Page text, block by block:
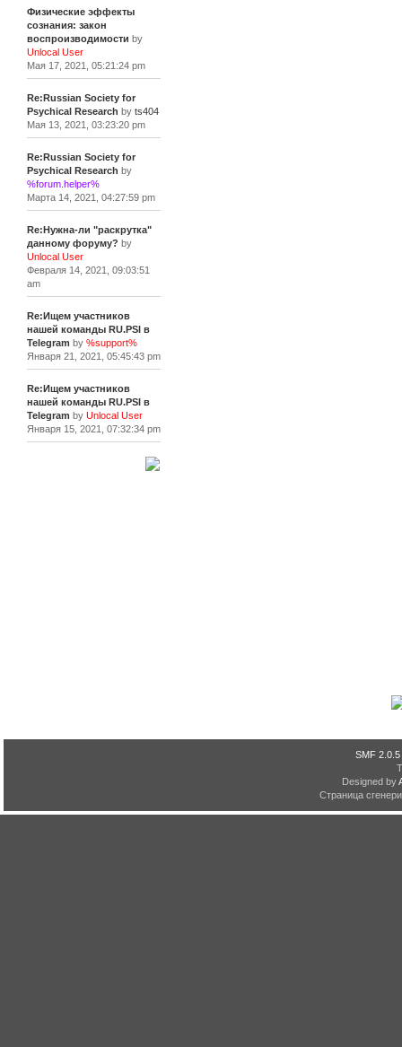
Физические эффекты
сознания: закон
воспроизводимости by
Unlocal User
Мая 17, 2021, 05:21:24 pm
Re:Russian Society for
Psychical Research by ts404
Мая 13, 2021, 03:23:20 pm
Re:Russian Society for
Psychical Research by
%forum.helper%
Марта 14, 2021, 04:27:59 pm
Re:Нужна-ли "раскрутка"
данному форуму? by
Unlocal User
Февраля 14, 2021, 09:03:51
am
Re:Ищем участников
нашей команды RU.PSI в
Telegram by %support%
Января 21, 2021, 05:45:43 pm
Re:Ищем участников
нашей команды RU.PSI в
Telegram by Unlocal User
Января 15, 2021, 07:32:34 pm
SMF 2.0.5
Designed by
Страница